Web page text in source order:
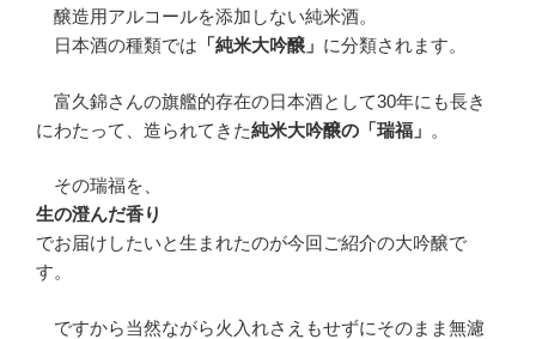
醸造用アルコールを添加しない純米酒。
日本酒の種類では 「純米大吟醸」 に分類されます。
富久錦さんの旗艦的存在の日本酒として30年にも長き
にわたって、造られてきた純米大吟醸の「瑞福」 。
その瑞福を、
生の澄んだ香り
でお届けしたいと生まれたのが今回ご紹介の大吟醸で
す。
ですから当然ながら火入れさえもせずにそのまま無濾